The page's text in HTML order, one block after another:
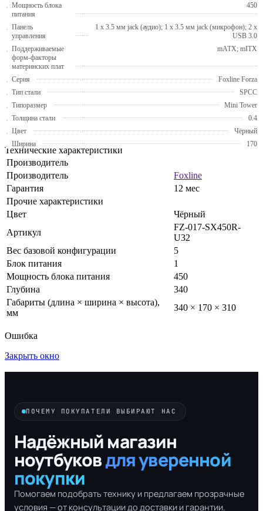
Мощность блока
питания
450
Панель
управления
1 x 3.5 мм jack (аудио); 1 x 3.5 мм jack (микрофон); 2 x
USB 3.0
Поддерживаемые
форм-факторы
материнских плат
mATX; mITX
Серия
Foxline Forza
Тип стали
SPCC
Типоразмер
Mini Tower
Толщина стали
0.4
Цвет
Чёрный
Ширина
170
Технические характеристики
Производитель
Производитель
Foxline
Гарантия
12 мес
Прочие характеристики
Цвет
Чёрный
Артикул
FZ-017-SX450R-
U32
Вес базовой конфигурации
5
Блок питания
1
Мощность блока питания
450
Глубина
340
Габариты (длина × ширина × высота),
мм
340 × 170 × 310
Ошибка
Закрыть окно
ПОЧЕМУ ПОКУПАТЕЛИ ВЫБИРАЮТ НАС
Надёжный магазин
ноутбуковдля уверенной
покупки
Помогаем подобрать технику и предлагаем прозрачные
условия — от консультации до доставки и гарантии.